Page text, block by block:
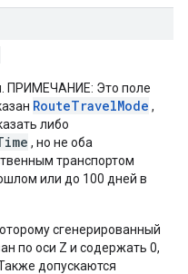
ПРИМЕЧАНИЕ: Это поле
RouteTravelMode ,
либо
, но не оба
транспортом
или до 100 дней в
сгенерированный
по оси Z и содержать 0,
допускаются